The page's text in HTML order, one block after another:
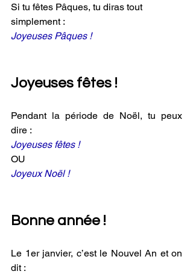
Si tu fêtes Pâques, tu diras tout
simplement :
Joyeuses Pâques !
Joyeuses fêtes !
Pendant la période de Noël, tu peux
dire :
Joyeuses fêtes !
OU
Joyeux Noël !
Bonne année !
Le 1er janvier, c’est le Nouvel An et on
dit :